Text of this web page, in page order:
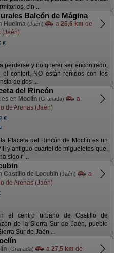
cin ...
Balcón de Mágina
Huelma (Jaén) a 26,6 km de
(Jaén)
€
perderse y no querer ser encontrado,
confort, NO están reñidos con los
de dos ...
del Rincón
en Moclín (Granada)
a
de Arenas (Jaén)
€
Placeta del Rincón de Moclín es un
y antiguo cuartel de migueletes que,
sido r ...
Castillo de Locubin (Jaén)
a
de Arenas (Jaén)
el centro urbano de Castillo de
de la Sierra Sur de Jaén, pueblo
Sur de Jaén ...
(Granada) a 27,5 km de